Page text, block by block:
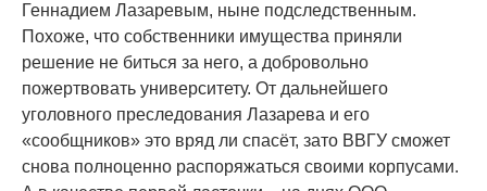
Геннадием Лазаревым, ныне подследственным.
Похоже, что собственники имущества приняли
решение не биться за него, а добровольно
пожертвовать университету. От дальнейшего
уголовного преследования Лазарева и его
«сообщников» это вряд ли спасёт, зато ВВГУ сможет
снова полноценно распоряжаться своими корпусами.